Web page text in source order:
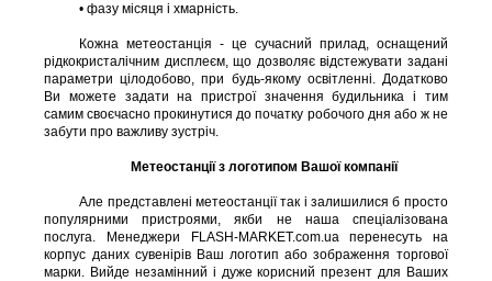
• фазу місяця і хмарність.
Кожна метеостанція - це сучасний прилад, оснащений
рідкокристалічним дисплеєм, що дозволяє відстежувати задані
параметри цілодобово, при будь-якому освітленні. Додатково
Ви можете задати на пристрої значення будильника і тим
самим своєчасно прокинутися до початку робочого дня або ж не
забути про важливу зустріч.
Метеостанції з логотипом Вашої компанії
Але представлені метеостанції так і залишилися б просто
популярними пристроями, якби не наша спеціалізована
послуга. Менеджери FLASH-MARKET.com.ua перенесуть на
корпус даних сувенірів Ваш логотип або зображення торгової
марки. Вийде незамінний і дуже корисний презент для Ваших